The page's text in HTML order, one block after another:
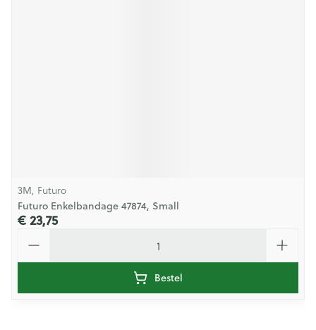
3M, Futuro
Futuro Enkelbandage 47874, Small
€ 23,75
Bestel